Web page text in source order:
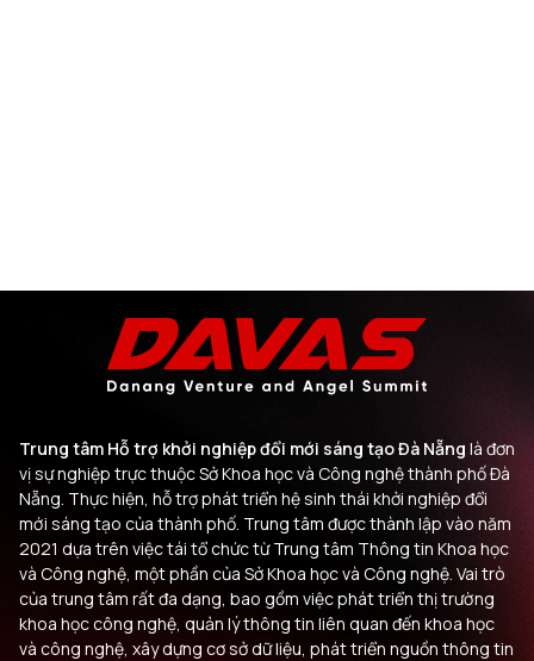
Trung tâm Hỗ trợ khởi nghiệp đổi mới sáng tạo Đà Nẵng là đơn
vị sự nghiệp trực thuộc Sở Khoa học và Công nghệ thành phố Đà
Nẵng. Thực hiện, hỗ trợ phát triển hệ sinh thái khởi nghiệp đổi
mới sáng tạo của thành phố. Trung tâm được thành lập vào năm
2021 dựa trên việc tái tổ chức từ Trung tâm Thông tin Khoa học
và Công nghệ, một phần của Sở Khoa học và Công nghệ. Vai trò
của trung tâm rất đa dạng, bao gồm việc phát triển thị trường
khoa học công nghệ, quản lý thông tin liên quan đến khoa học
và công nghệ, xây dựng cơ sở dữ liệu, phát triển nguồn thông tin